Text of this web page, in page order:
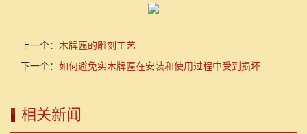
上一个： 木牌匾的雕刻工艺
下一个： 如何避免实木牌匾在安装和使用过程中受到损坏
相关新闻